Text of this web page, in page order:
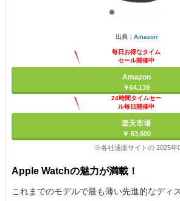
出典： Amazon
毎日お得なタイム
セール開催中
Amazon
￥64,139
24時間タイムセー
ル毎日開催中
楽天市場
￥ 63,600
※各社通販サイトの 2025年
Apple Watchの魅力が満載！
これまでのモデルで最も薄い先進的なディ